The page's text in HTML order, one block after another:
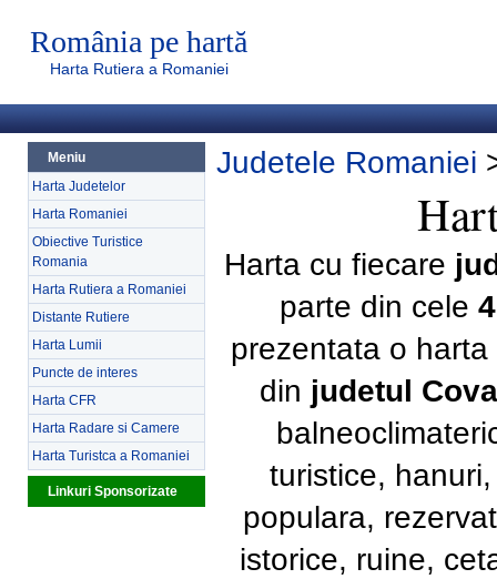
România pe hartă
Harta Rutiera a Romaniei
Meniu
Harta Judetelor
Harta Romaniei
Obiective Turistice
Romania
Harta Rutiera a Romaniei
Distante Rutiere
Harta Lumii
Puncte de interes
Harta CFR
Harta Radare si Camere
Harta Turistca a Romaniei
Linkuri Sponsorizate
Judetele Romaniei
Harta cu fiecare
parte din cele
prezentata o
din judetul
turistice,
populara,
istorice, ruine,